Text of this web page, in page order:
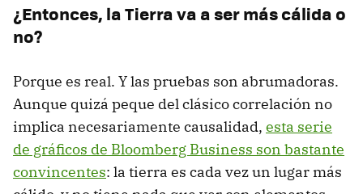
¿Entonces, la Tierra va a ser más cálida o
no?
Porque es real. Y las pruebas son abrumadoras.
Aunque quizá peque del clásico correlación no
implica necesariamente causalidad, esta serie
de gráficos de Bloomberg Business son bastante
convincentes: la tierra es cada vez un lugar más